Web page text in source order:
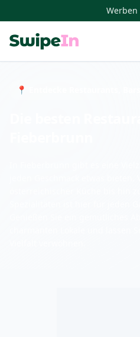
Werben
📍 Entdecke Restaurants, Bars